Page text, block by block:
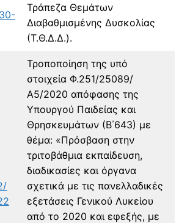
Τράπεζα Θεμάτων
Διαβαθμισμένης Δυσκολίας
(Τ.Θ.Δ.Δ.).
Τροποποίηση της υπό
στοιχεία Φ.251/25089/
Α5/2020 απόφασης της
Υπουργού Παιδείας και
Θρησκευμάτων (Β΄643) με
θέμα: «Πρόσβαση στην
τριτοβάθμια εκπαίδευση,
διαδικασίες και όργανα
σχετικά με τις πανελλαδικές
εξετάσεις Γενικού Λυκείου
από το 2020 και εφεξής, με